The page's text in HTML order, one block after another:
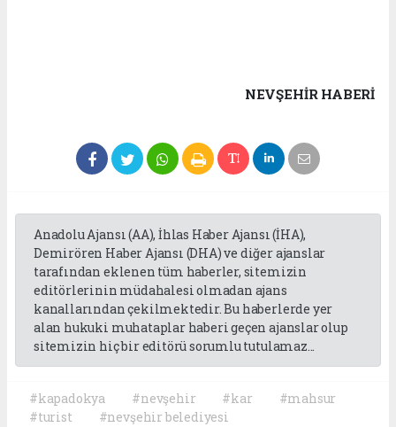
NEVŞEHIR HABERİ
Anadolu Ajansı (AA), İhlas Haber Ajansı (İHA),
Demirören Haber Ajansı (DHA) ve diğer ajanslar
tarafından eklenen tüm haberler, sitemizin
editörlerinin müdahalesi olmadan ajans
kanallarından çekilmektedir. Bu haberlerde yer
alan hukuki muhataplar haberi geçen ajanslar olup
sitemizin hiç bir editörü sorumlu tutulamaz...
#kapadokya #nevşehir #kar
#mahsur
#turist
#nevşehir belediyesi